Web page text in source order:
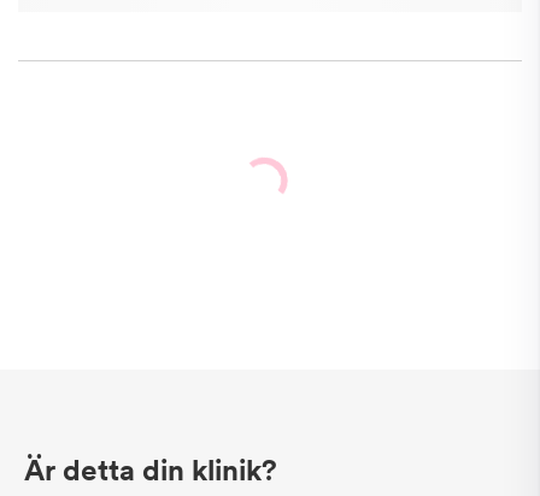
Är detta din klinik?